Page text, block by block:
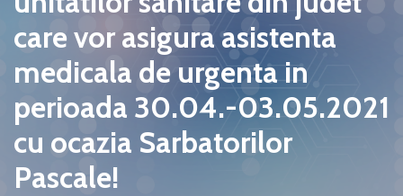
care vor asigura asistenta
medicala de urgenta in
perioada 30.04.-03.05.2021
cu ocazia Sarbatorilor
Pascale!